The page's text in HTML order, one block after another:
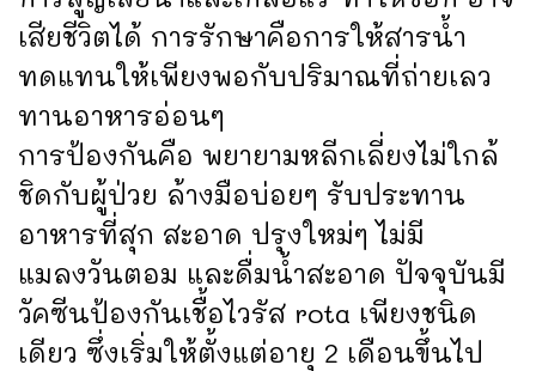
เสียชีวิตได้ การรักษาคือการให้สารน้ำ
ทดแทนให้เพียงพอกับปริมาณที่ถ่ายเลว
ทานอาหารอ่อนๆ
การป้องกันคือ พยายามหลีกเลี่ยงไม่ใกล้
ชิดกับผู้ป่วย ล้างมือบ่อยๆ รับประทาน
อาหารที่สุก สะอาด ปรุงใหม่ๆ ไม่มี
แมลงวันตอม และดื่มน้ำสะอาด ปัจจุบันมี
วัคซีนป้องกันเชื้อไวรัส rota เพียงชนิด
เดียว ซึ่งเริ่มให้ตั้งแต่อายุ 2 เดือนขึ้นไป